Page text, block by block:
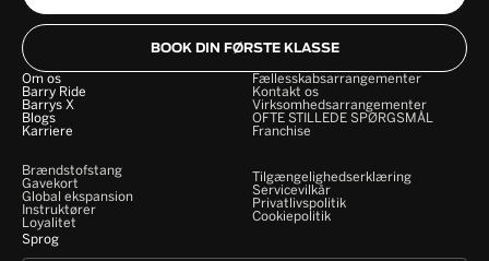
BOOK DIN FØRSTE KLASSE
Om os
Barry Ride
Barrys X
Blogs
Karriere
Fællesskabsarrangementer
Kontakt os
Virksomhedsarrangementer
OFTE STILLEDE SPØRGSMÅL
Franchise
Brændstofstang
Gavekort
Global ekspansion
Instruktører
Loyalitet
Tilgængelighedserklæring
Servicevilkår
Privatlivspolitik
Cookiepolitik
Sprog